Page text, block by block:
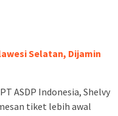
Selatan, Dijamin
ASDP Indonesia, Shelvy
tiket lebih awal